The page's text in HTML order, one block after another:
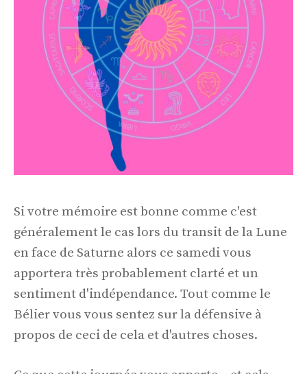
Si votre mémoire est bonne comme c'est
généralement le cas lors du transit de la Lune
en face de Saturne alors ce samedi vous
apportera très probablement clarté et un
sentiment d'indépendance. Tout comme le
Bélier vous vous sentez sur la défensive à
propos de ceci de cela et d'autres choses.